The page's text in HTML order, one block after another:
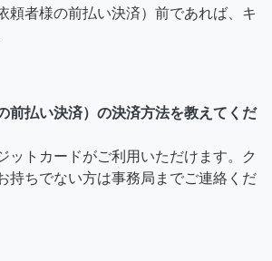
頼者様の前払い決済）前であれば、キ
前払い決済）の決済方法を教えてくだ
ットカードがご利用いただけます。ク
持ちでない方は事務局までご連絡くだ